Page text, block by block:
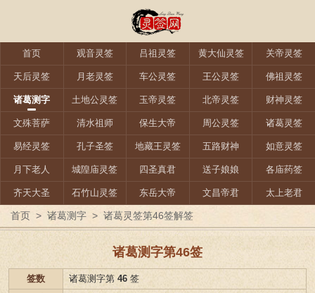
首页 观音灵签 吕祖灵签 黄大仙灵签 关帝灵签
天后灵签 月老灵签 车公灵签 王公灵签 佛祖灵签
诸葛测字 土地公灵签 玉帝灵签 北帝灵签 财神灵签
文殊菩萨 清水祖师 保生大帝 周公灵签 诸葛灵签
易经灵签 孔子圣签 地藏王灵签 五路财神 如意灵签
月下老人 城隍庙灵签 四圣真君 送子娘娘 各庙药签
齐天大圣 石竹山灵签 东岳大帝 文昌帝君 太上老君
首页 > 诸葛测字 > 诸葛灵签第46签解签
诸葛测字第46签
签数 诸葛测字第 46 签